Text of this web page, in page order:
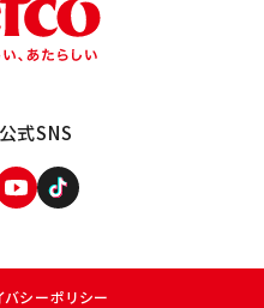
式SNS
バシーポリシー